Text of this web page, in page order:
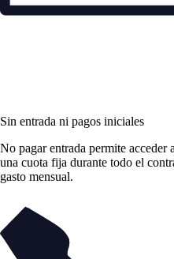
Sin entrada ni pagos iniciales
No pagar entrada permite acceder
una cuota fija durante todo el
gasto mensual.